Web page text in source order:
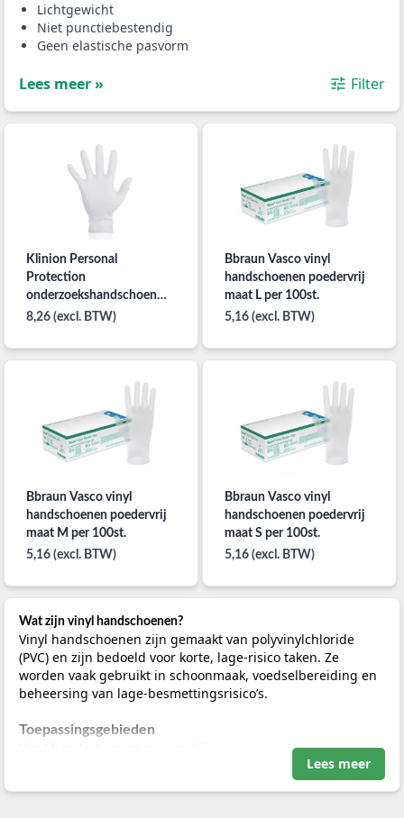
Lichtgewicht
Niet punctiebestendig
Geen elastische pasvorm
Lees meer » Filter
Klinion Personal
Protection
onderzoekshandschoen
Vinyl poedervrij maat M
8,26 (excl. BTW)
Bbraun Vasco vinyl
handschoenen poedervrij
maat L per 100st.
5,16 (excl. BTW)
Bbraun Vasco vinyl
handschoenen poedervrij
maat M per 100st.
5,16 (excl. BTW)
Bbraun Vasco vinyl
handschoenen poedervrij
maat S per 100st.
5,16 (excl. BTW)
Wat zijn vinyl handschoenen?
Vinyl handschoenen zijn gemaakt van polyvinylchloride
(PVC) en zijn bedoeld voor korte, lage-risico taken. Ze
worden vaak gebruikt in schoonmaak, voedselbereiding en
beheersing van lage-besmettingsrisico’s.
Toepassingsgebieden
Schoonmaaktaken in medische omgevingen
Lees meer